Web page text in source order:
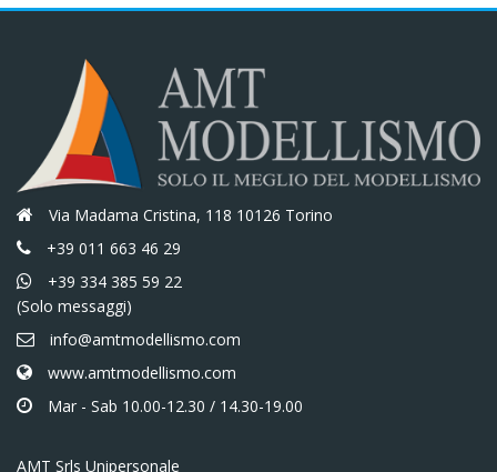
Via Madama Cristina, 118 10126 Torino
+39 011 663 46 29
+39 334 385 59 22
(Solo messaggi)
info@amtmodellismo.com
www.amtmodellismo.com
Mar - Sab 10.00-12.30 / 14.30-19.00
AMT Srls Unipersonale